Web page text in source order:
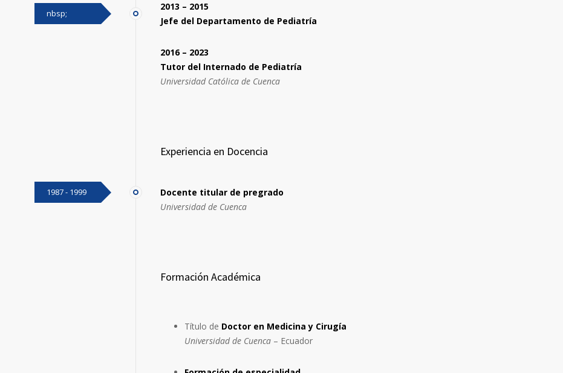
nbsp;
2013 – 2015
Jefe del Departamento de Pediatría
2016 – 2023
Tutor del Internado de Pediatría
Universidad Católica de Cuenca
1987 - 1999
Experiencia en Docencia
Docente titular de pregrado
Universidad de Cuenca
Formación Académica
Título de Doctor en Medicina y Cirugía
Universidad de Cuenca – Ecuador